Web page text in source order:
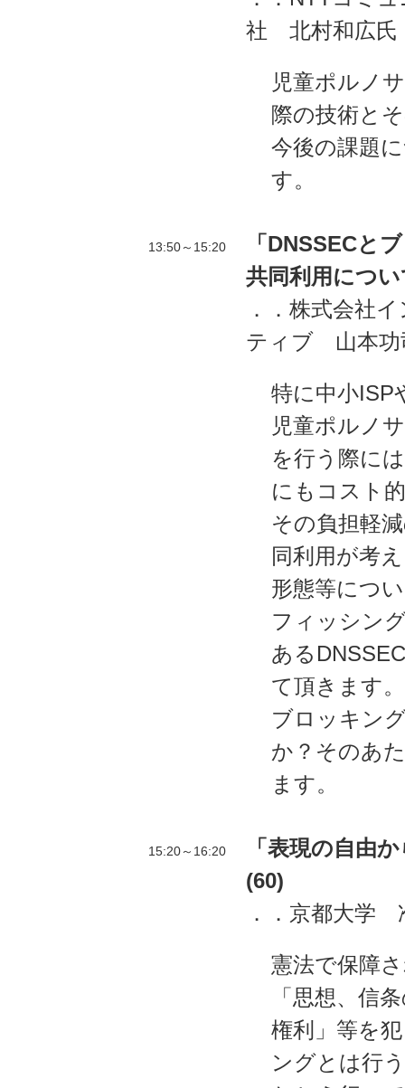
社 北村和広氏
児童ポルノ
際の技術と
今後の課題
す。
13:50～15:20
「DNSSECと
共同利用につ
．．株式会社
ティブ 山本功
特に中小ISP
児童ポルノ
を行う際に
にもコスト
その負担軽
同利用が考
形態等につ
フィッシン
ある
て頂きます
ブロッキン
か？そのあ
ます。
15:20～16:20
「表現の自由
(60)
．．京都大学
憲法で保障
「思想、信
権利」等を
ングとは行